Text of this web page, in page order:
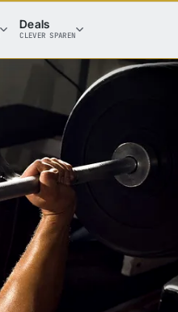
Deals
CLEVER SPAREN